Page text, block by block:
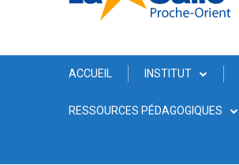
ACCUEIL INSTITUT
RESSOURCES PÉDAGOGIQUES